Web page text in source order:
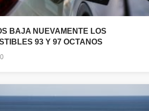
BAJA NUEVAMENTE LOS
93 Y 97 OCTANOS